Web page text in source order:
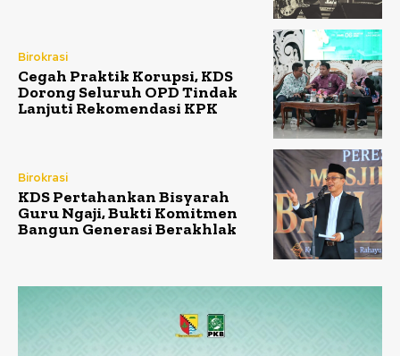
Birokrasi
Cegah Praktik Korupsi, KDS
Dorong Seluruh OPD Tindak
Lanjuti Rekomendasi KPK
Birokrasi
KDS Pertahankan Bisyarah
Guru Ngaji, Bukti Komitmen
Bangun Generasi Berakhlak